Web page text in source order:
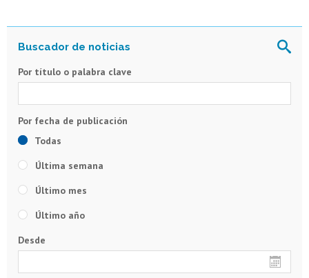
Por título o palabra clave
Todas
Última semana
Último mes
Último año
Desde